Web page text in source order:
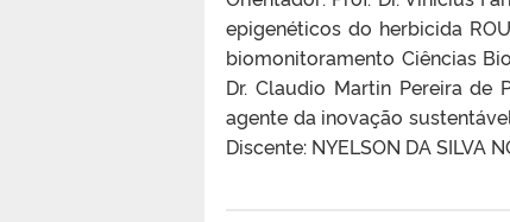
epigenéticos do herbicida
biomonitoramento Ciências
Dr. Claudio Martin Pereira
agente da inovação
Discente: NYELSON DA SILVA